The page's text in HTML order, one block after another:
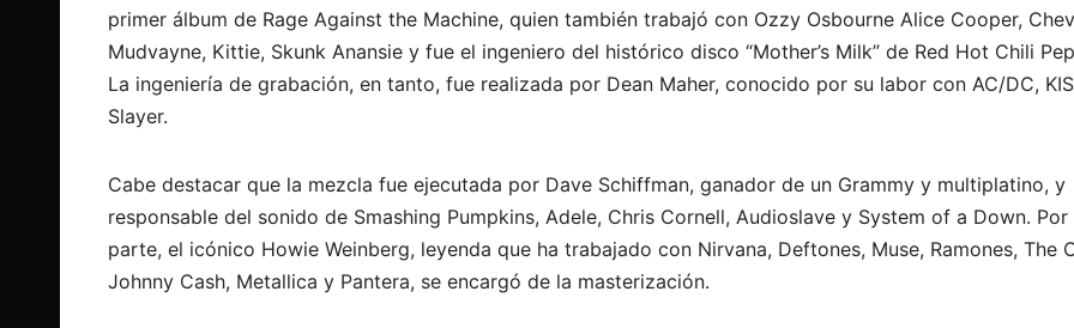
primer álbum de Rage Against the Machine, quien también trabajó con Ozzy Osbourne Alice Cooper,
Mudvayne, Kittie, Skunk Anansie y fue el ingeniero del histórico disco “Mother’s Milk” de Red Hot Chili
La ingeniería de grabación, en tanto, fue realizada por Dean Maher, conocido por su labor con AC/DC,
Slayer.
Cabe destacar que la mezcla fue ejecutada por Dave Schiffman, ganador de un Grammy y multiplatino, y
responsable del sonido de Smashing Pumpkins, Adele, Chris Cornell, Audioslave y System of a Down. Por
parte, el icónico Howie Weinberg, leyenda que ha trabajado con Nirvana, Deftones, Muse, Ramones, The
Johnny Cash, Metallica y Pantera, se encargó de la masterización.